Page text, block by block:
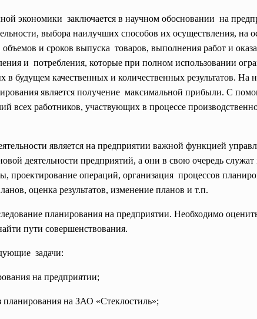
экономики заключается в научном обосновании на
выбора наилучших способов их осуществления, на
и сроков выпуска товаров, выполнения работ и
и потребления, которые при полном использовании
будущем качественных и количественных результатов. На
является получение максимальной прибыли. С
всех работников, участвующих в процессе
является на предприятии важной функцией
деятельности предприятий, а они в свою очередь
проектирование операций, организация процессов
оценка результатов, изменение планов и т.п.
планирования на предприятии. Необходимо
пути совершенствования.
задачи:
на предприятии;
планирования на ЗАО «Стеклостиль»;